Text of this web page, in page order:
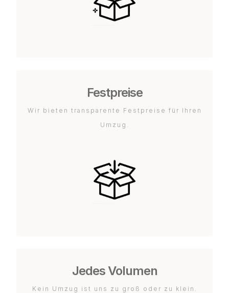
Festpreise
Wir bieten transparente Festpreise für Ihren
Umzug.
Jedes Volumen
Kein Umzug ist uns zu groß oder zu klein.